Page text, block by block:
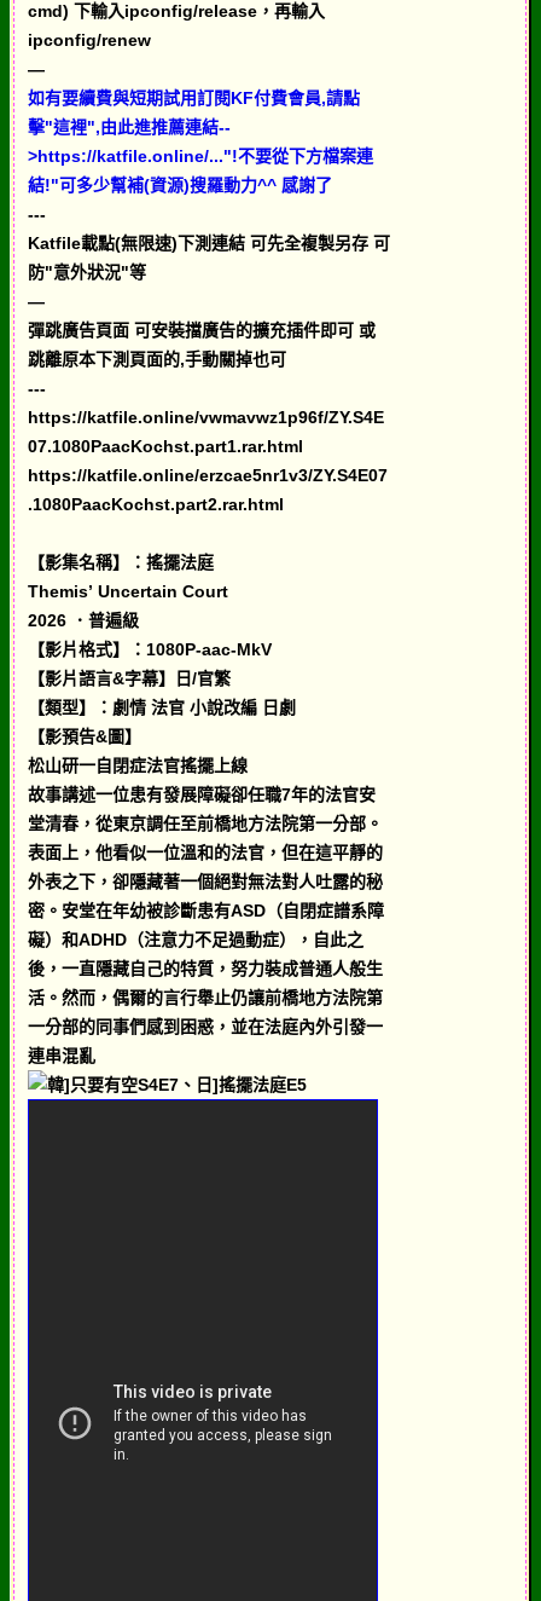
cmd) 下輸入ipconfig/release，再輸入
ipconfig/renew
—
如有要續費與短期試用訂閱KF付費會員,請點
擊"這裡",由此進推薦連結--
>https://katfile.online/..."!不要從下方檔案連
結!"可多少幫補(資源)搜羅動力^^ 感謝了
---
Katfile載點(無限速)下測連結 可先全複製另存 可
防"意外狀況"等
—
彈跳廣告頁面 可安裝擋廣告的擴充插件即可 或
跳離原本下測頁面的,手動關掉也可
---
https://katfile.online/vwmavwz1p96f/ZY.S4E
07.1080PaacKochst.part1.rar.html
https://katfile.online/erzcae5nr1v3/ZY.S4E07
.1080PaacKochst.part2.rar.html
【影集名稱】：搖擺法庭
Themis’ Uncertain Court
2026 ．普遍級
【影片格式】：1080P-aac-MkV
【影片語言&字幕】日/官繁
【類型】：劇情 法官 小說改編 日劇
【影預告&圖】
松山研一自閉症法官搖擺上線
故事講述一位患有發展障礙卻任職7年的法官安
堂清春，從東京調任至前橋地方法院第一分部。
表面上，他看似一位溫和的法官，但在這平靜的
外表之下，卻隱藏著一個絕對無法對人吐露的秘
密。安堂在年幼被診斷患有ASD（自閉症譜系障
礙）和ADHD（注意力不足過動症），自此之
後，一直隱藏自己的特質，努力裝成普通人般生
活。然而，偶爾的言行舉止仍讓前橋地方法院第
一分部的同事們感到困惑，並在法庭內外引發一
連串混亂